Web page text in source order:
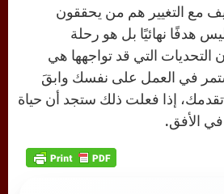
مع التغيير هم من يحققون
هدفًا نهائيًا بل هو رحلة
التحديات التي قد تواجهها هي
في العمل على نفسك وابقَ
إذا فعلت ذلك ستجد أن حياة
في الأفق.